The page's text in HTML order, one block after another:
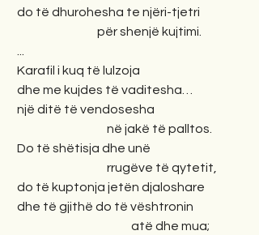
do të dhurohesha te njëri-tjetri
për shenjë kujtimi.
Karafil i kuq të lulzoja
dhe me kujdes të vaditesha…
një ditë të vendosesha
në jakë të palltos.
Do të shëtisja dhe unë
rrugëve të qytetit,
do të kuptonja jetën djaloshare
dhe të gjithë do të vështronin
atë dhe mua;